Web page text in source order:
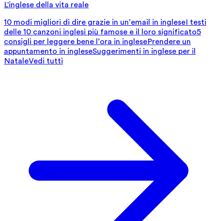
L'inglese della vita reale
10 modi migliori di dire grazie in un’email in ingleseI testi
delle 10 canzoni inglesi più famose e il loro significato5
consigli per leggere bene l’ora in inglesePrendere un
appuntamento in ingleseSuggerimenti in inglese per il
NataleVedi tutti